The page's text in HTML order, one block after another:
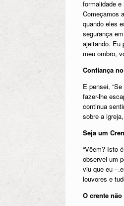
formalidade
Começamos
quando eles
segurança
ajeitando. Eu
meu ombro,
Confiança
E pensei,
fazer-lhe
continua
sobre a
Seja um
“Vêem? Isto
observei um
viu que eu
louvores e
O crente